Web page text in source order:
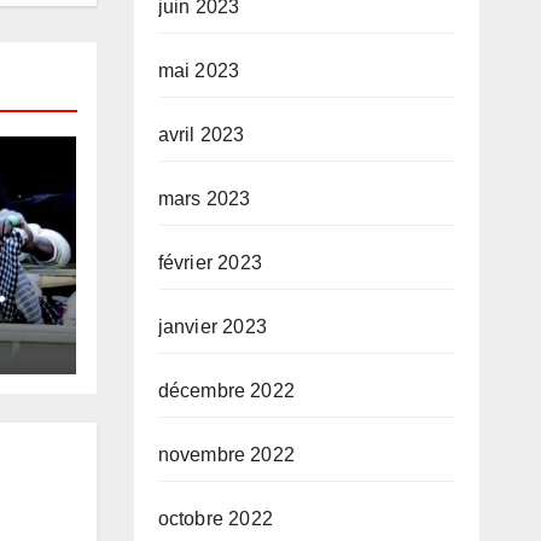
juin 2023
mai 2023
avril 2023
mars 2023
février 2023
janvier 2023
décembre 2022
novembre 2022
octobre 2022